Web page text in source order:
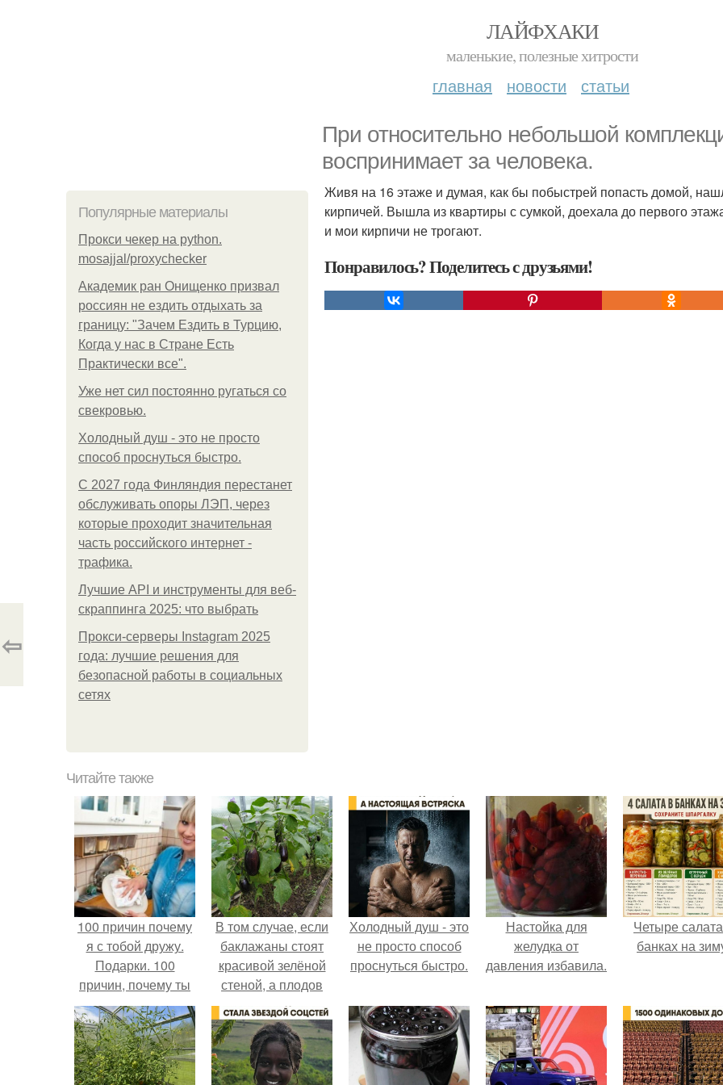
ЛАЙФХАКИ
маленькие, полезные хитрости
главная новости статьи
При относительно небольшой
воспринимает за человека.
Популярные материалы
Прокси чекер на python.
mosajjal/proxychecker
Академик ран Онищенко призвал
россиян не ездить отдыхать за
границу: "Зачем Ездить в Турцию,
Когда у нас в Стране Есть
Практически все".
Уже нет сил постоянно ругаться со
свекровью.
Холодный душ - это не просто
способ проснуться быстро.
С 2027 года Финляндия перестанет
обслуживать опоры ЛЭП, через
которые проходит значительная
часть российского интернет -
трафика.
Лучшие API и инструменты для веб-
скраппинга 2025: что выбрать
Прокси-серверы Instagram 2025
года: лучшие решения для
безопасной работы в социальных
сетях
Живя на 16 этаже и думая, как бы побыстрей попасть домой,
кирпичей. Вышла из квартиры с сумкой, доехала до первого
и мои кирпичи не трогают.
Понравилось? Поделитесь с друзьями!
⇦
Читайте также
100 причин почему
я с тобой дружу.
Подарки. 100
причин, почему ты
моя лучшая
подруга.
В том случае, если
баклажаны стоят
красивой зелёной
стеной, а плодов
почти не видно -
радоваться тут
нечему.
Холодный душ - это
не просто способ
проснуться быстро.
Настойка для
желудка от
давления избавила.
Четыре
банках на